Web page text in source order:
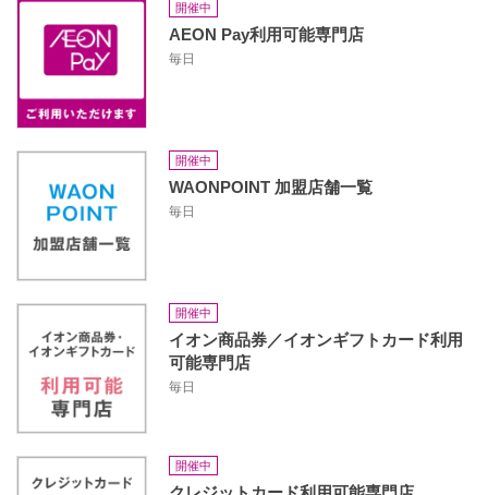
開催中
AEON Pay利用可能専門店
毎日
開催中
WAONPOINT 加盟店舗一覧
毎日
開催中
イオン商品券／イオンギフトカード利用
可能専門店
毎日
開催中